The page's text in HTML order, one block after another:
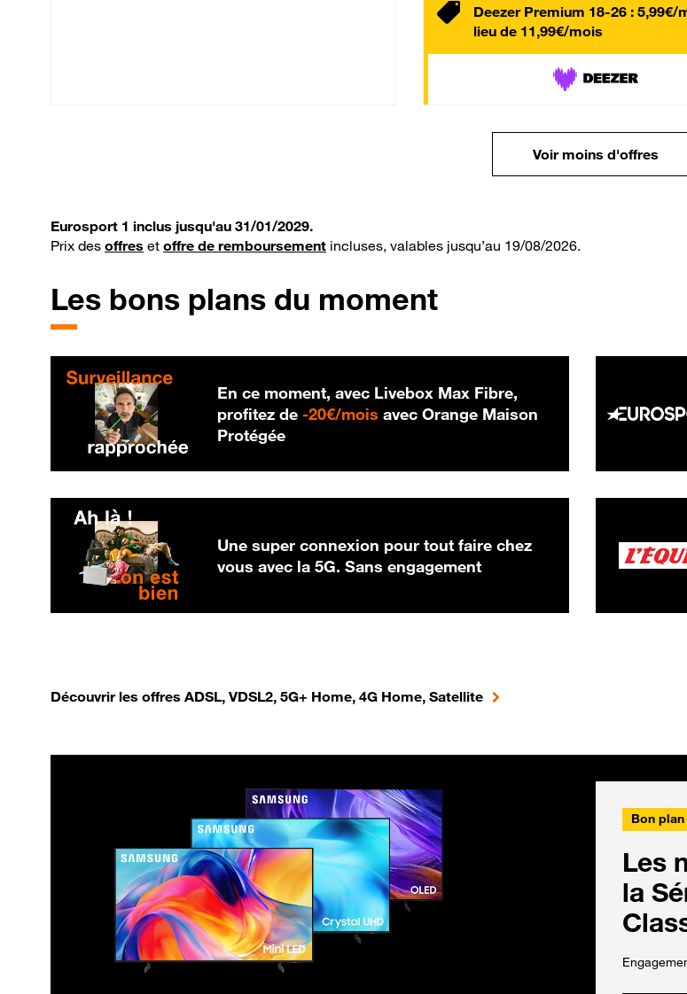
Deezer Premium 18-26 : 5,99€/
lieu de 11,99€/mois
Voir moins d'offres
Eurosport 1 inclus jusqu'au 31/01/2029.
Prix des offres et offre de remboursement incluses, valables jusqu’au 19/08/2026.
Les bons plans du moment
En ce moment, avec Livebox Max Fibre,
profitez de -20€/mois 20 € par mois
avec Orange Maison
Protégée
Une super connexion pour tout faire chez
vous avec la 5G. Sans engagement
Découvrir les offres ADSL, VDSL2, 5G+ Home, 4G Home, Satellite
Bon plan
Les
la